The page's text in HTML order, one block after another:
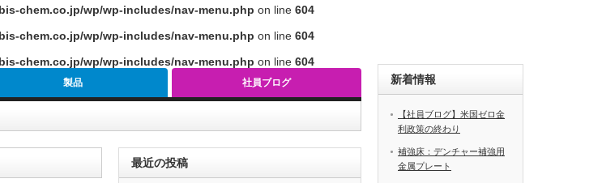
chem.co.jp/wp/wp-includes/nav-menu.php on line 604
chem.co.jp/wp/wp-includes/nav-menu.php on line 604
chem.co.jp/wp/wp-includes/nav-menu.php on line 604
製品 社員ブログ
最近の投稿
新着情報
【社員ブログ】米国ゼロ金
利政策の終わり
補強床：デンチャー補強用
金属プレート